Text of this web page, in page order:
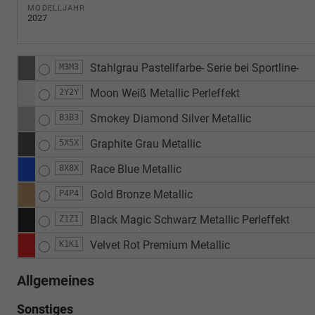
MODELLJAHR
2027
M3M3 Stahlgrau Pastellfarbe- Serie bei Sportline-
2Y2Y Moon Weiß Metallic Perleffekt
B3B3 Smokey Diamond Silver Metallic
5X5X Graphite Grau Metallic
8X8X Race Blue Metallic
P4P4 Gold Bronze Metallic
Z1Z1 Black Magic Schwarz Metallic Perleffekt
K1K1 Velvet Rot Premium Metallic
Allgemeines
Sonstiges